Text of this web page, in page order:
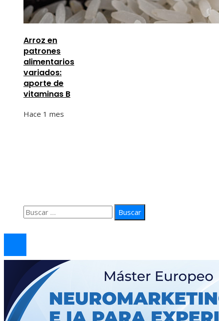
Arroz en
patrones
alimentarios
variados:
aporte de
vitaminas B
Hace 1 mes
Buscar: